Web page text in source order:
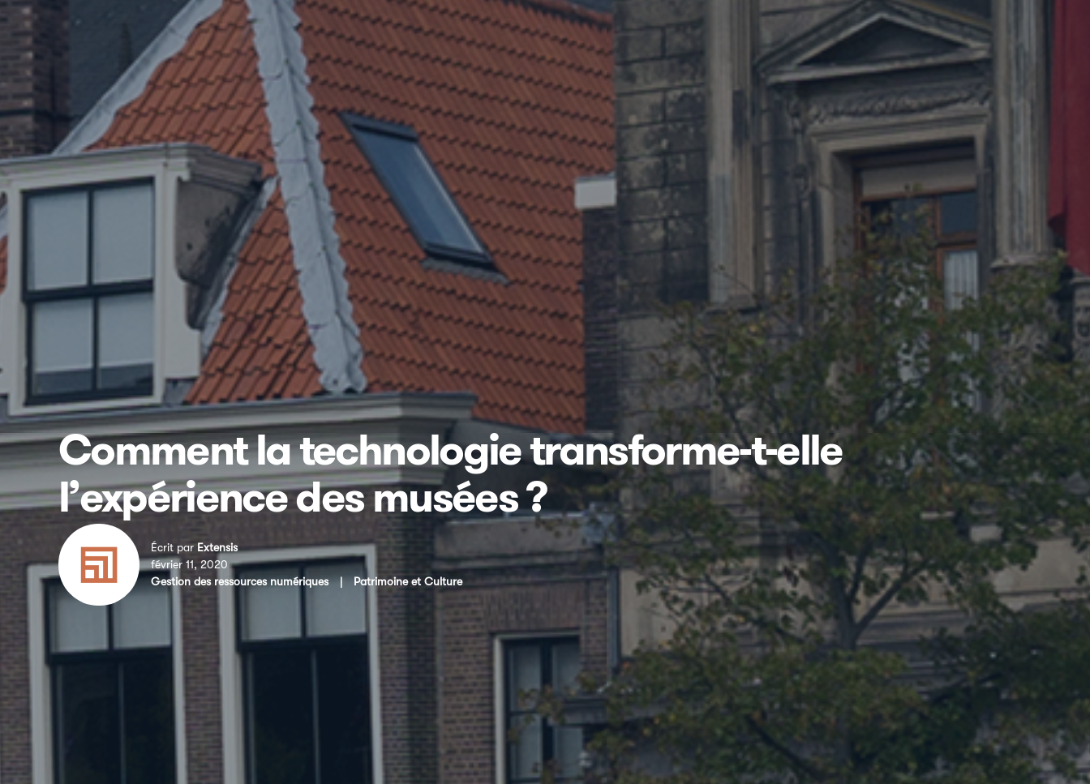
Comment la technologie transforme-t-elle
l’expérience des musées ?
Écrit par Extensis
février 11, 2020
Gestion des ressources numériques
| Patrimoine et Culture